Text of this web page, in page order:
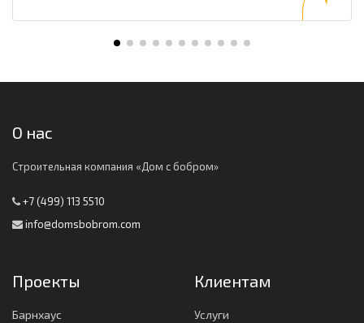
О нас
Строительная компания «Дом с бобром»
+7 (499) 113 5510
info@domsbobrom.com
Проекты
Барнхаус
Клиентам
Услуги